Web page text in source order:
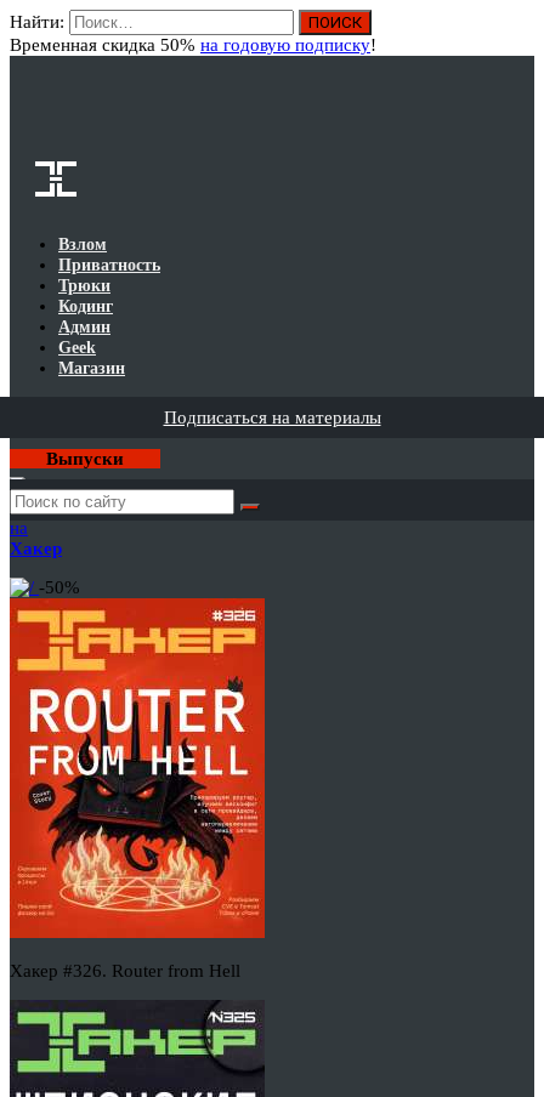
Найти:
Временная скидка 50% на годовую подписку!
Взлом
Приватность
Трюки
Кодинг
Админ
Geek
Магазин
Подписаться на материалы
Выпуски
Годовая
подписка
на
Хакер
-50%
Хакер #326. Router from Hell